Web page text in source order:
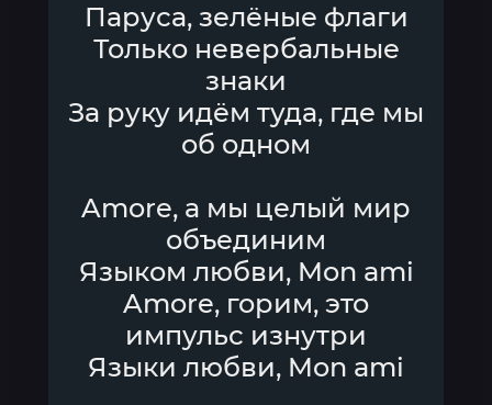
Паруса, зелёные флаги
Только невербальные
знаки
За руку идём туда, где мы
об одном
Amore, а мы целый мир
объединим
Языком любви, Mon ami
Amore, горим, это
импульс изнутри
Языки любви, Mon ami